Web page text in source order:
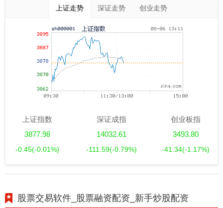
上证走势 深证走势 创业走势
上证指数
3877.98
-0.45(-0.01%)
深证成指
14032.61
-111.59(-0.79%)
创业板指
3493.80
-41.34(-1.17%)
股票交易软件_股票融资配资_新手炒股配资